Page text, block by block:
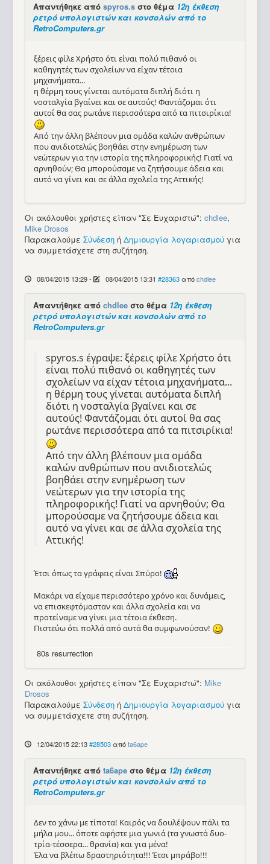
Απαντήθηκε από spyros.s στο θέμα 12η έκθεση
ρετρό υπολογιστών και κονσολών από το
RetroComputers.gr
ξέρεις φίλε Χρήστο ότι είναι πολύ πιθανό οι
καθηγητές των σχολείων να είχαν τέτοια
μηχανήματα...
η θέρμη τους γίνεται αυτόματα διπλή διότι η
νοσταλγία βγαίνει και σε αυτούς! Φαντάζομαι ότι
αυτοί θα σας ρωτάνε περισσότερα από τα πιτσιρίκια!
Από την άλλη βλέπουν μια ομάδα καλών ανθρώπων
που ανιδιοτελώς βοηθάει στην ενημέρωση των
νεώτερων για την ιστορία της πληροφορικής! Γιατί να
αρνηθούν; Θα μπορούσαμε να ζητήσουμε άδεια και
αυτό να γίνει και σε άλλα σχολεία της Αττικής!
Οι ακόλουθοι χρήστες είπαν "Σε Ευχαριστώ": chdlee,
Mike Drosos
Παρακαλούμε Σύνδεση ή Δημιουργία λογαριασμού για
να συμμετάσχετε στη συζήτηση.
08/04/2015 13:29- 08/04/2015 13:31 #28363 απόchdlee
Απαντήθηκε από chdlee στο θέμα 12η έκθεση
ρετρό υπολογιστών και κονσολών από το
RetroComputers.gr
spyros.s έγραψε: ξέρεις φίλε Χρήστο ότι
είναι πολύ πιθανό οι καθηγητές των
σχολείων να είχαν τέτοια μηχανήματα...
η θέρμη τους γίνεται αυτόματα διπλή
διότι η νοσταλγία βγαίνει και σε
αυτούς! Φαντάζομαι ότι αυτοί θα σας
ρωτάνε περισσότερα από τα πιτσιρίκια!
Από την άλλη βλέπουν μια ομάδα
καλών ανθρώπων που ανιδιοτελώς
βοηθάει στην ενημέρωση των
νεώτερων για την ιστορία της
πληροφορικής! Γιατί να αρνηθούν; Θα
μπορούσαμε να ζητήσουμε άδεια και
αυτό να γίνει και σε άλλα σχολεία της
Αττικής!
Έτσι όπως τα γράφεις είναι Σπύρο!
Μακάρι να είχαμε περισσότερο χρόνο και δυνάμεις,
να επισκεφτόμασταν και άλλα σχολεία και να
προτείναμε να γίνει μια τέτοια έκθεση.
Πιστεύω ότι πολλά από αυτά θα συμφωνούσαν!
80s resurrection
Οι ακόλουθοι χρήστες είπαν "Σε Ευχαριστώ": Mike
Drosos
Παρακαλούμε Σύνδεση ή Δημιουργία λογαριασμού για
να συμμετάσχετε στη συζήτηση.
12/04/2015 22:13 #28503 απόta6ape
Απαντήθηκε από ta6ape στο θέμα 12η έκθεση
ρετρό υπολογιστών και κονσολών από το
RetroComputers.gr
Δεν το χάνω με τίποτα! Καιρός να δουλέψουν πάλι τα
μήλα μου... όποτε αφήστε μια γωνιά (τα γνωστά δυο-
τρία-τέσσερα... θρανία) και για μένα!
Έλα να βλέπω δραστηριότητα!!! Έτσι μπράβο!!!